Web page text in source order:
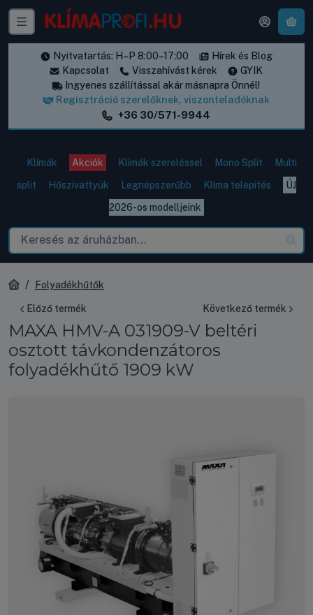
Nyitvatartás: H–P 8:00–17:00
Hírek és Blog
Kapcsolat
Visszahívást kérek
GYIK
Ingyenes szállítással akár másnapra Önnél!
Regisztráció szerelőknek, viszonteladóknak
+36 30/571-9944
Klímák Akciók Klímák szereléssel Mono Split
Multi
split
Hőszivattyúk Legnépszerűbb Klíma telepítés
ÚJ
2026-os modelljeink
Folyadékhűtők
Előző termék Következő termék
MAXA HMV-A 031909-V beltéri
osztott távkondenzátoros
folyadékhűtő 1909 kW